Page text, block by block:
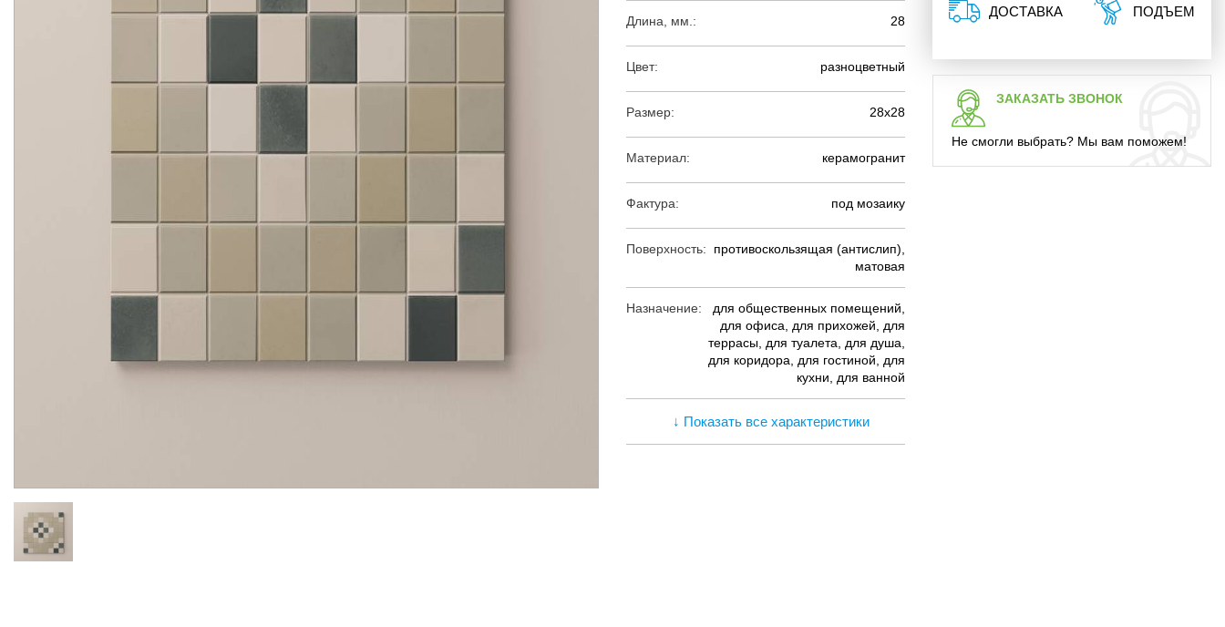
Длина, мм.: 28
Цвет: разноцветный
Размер: 28х28
Материал: керамогранит
Фактура: под мозаику
Поверхность:
противоскользящая (антислип),
матовая
Назначение:
для общественных помещений,
для офиса, для прихожей, для
террасы, для туалета, для душа,
для коридора, для гостиной, для
кухни, для ванной
↓ Показать все характеристики
ДОСТАВКА ПОДЪЕМ
ЗАКАЗАТЬ ЗВОНОК
Не смогли выбрать? Мы вам поможем!